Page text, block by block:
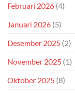
Februari 2026 (4)
Januari 2026 (5)
Desember 2025 (2)
November 2025 (1)
Oktober 2025 (8)